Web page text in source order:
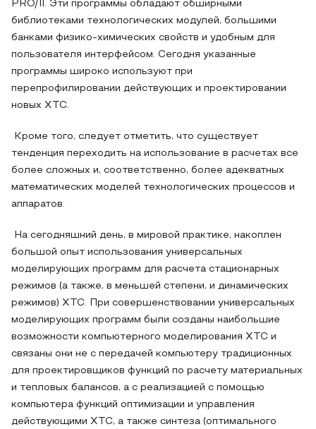
PRO/II. Эти программы обладают обширными
библиотеками технологических модулей, большими
банками физико-химических свойств и удобным для
пользователя интерфейсом. Сегодня указанные
программы широко используют при
перепрофилировании действующих и проектировании
новых ХТС.
Кроме того, следует отметить, что существует
тенденция переходить на использование в расчетах все
более сложных и, соответственно, более адекватных
математических моделей технологических процессов и
аппаратов.
На сегодняшний день, в мировой практике, накоплен
большой опыт использования универсальных
моделирующих программ для расчета стационарных
режимов (а также, в меньшей степени, и динамических
режимов) ХТС. При совершенствовании универсальных
моделирующих программ были созданы наибольшие
возможности компьютерного моделирования ХТС и
связаны они не с передачей компьютеру традиционных
для проектировщиков функций по расчету материальных
и тепловых балансов, а с реализацией с помощью
компьютера функций оптимизации и управления
действующими ХТС, а также синтеза (оптимального